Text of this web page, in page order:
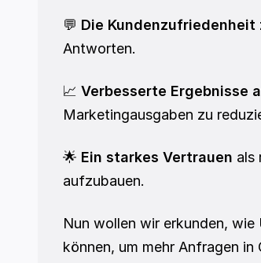
💬 Die Kundenzufriedenheit
Antworten.
📈 Verbesserte Ergebnisse
Marketingausgaben zu
🌟 Ein starkes Vertrauen als
aufzubauen.
Nun wollen wir erkunden,
können, um mehr Anfragen